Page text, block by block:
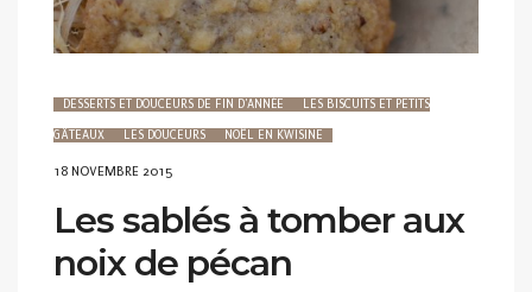
DESSERTS ET DOUCEURS DE FIN D'ANNÉE LES BISCUITS ET PETITS
GÂTEAUX LES DOUCEURS NOËL EN KWISINE
POSTED
18 NOVEMBRE 2015
Les sablés à tomber aux
noix de pécan